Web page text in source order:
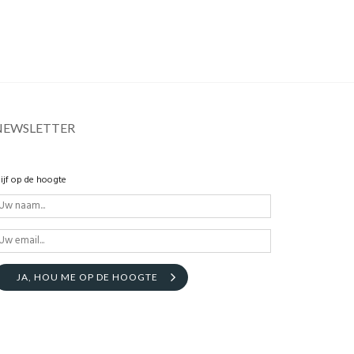
op de hoogte
JA, HOU ME OP DE HOOGTE